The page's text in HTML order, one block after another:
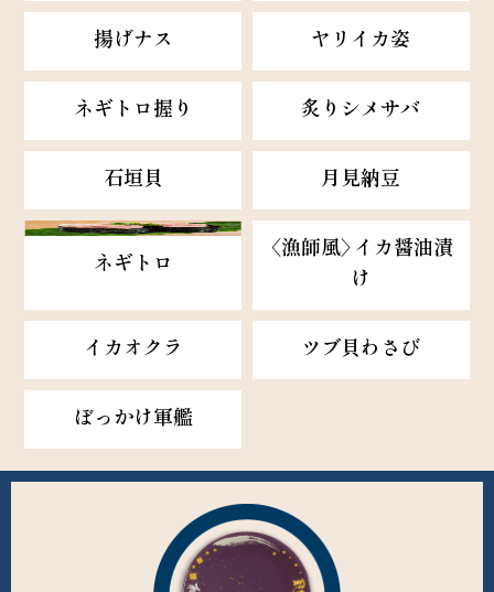
揚げナス ヤリイカ姿
ネギトロ握り 炙りシメサバ
石垣貝 月見納豆
ネギトロ
〈漁師風〉イカ醤油漬
け
イカオクラ ツブ貝わさび
ぼっかけ軍艦